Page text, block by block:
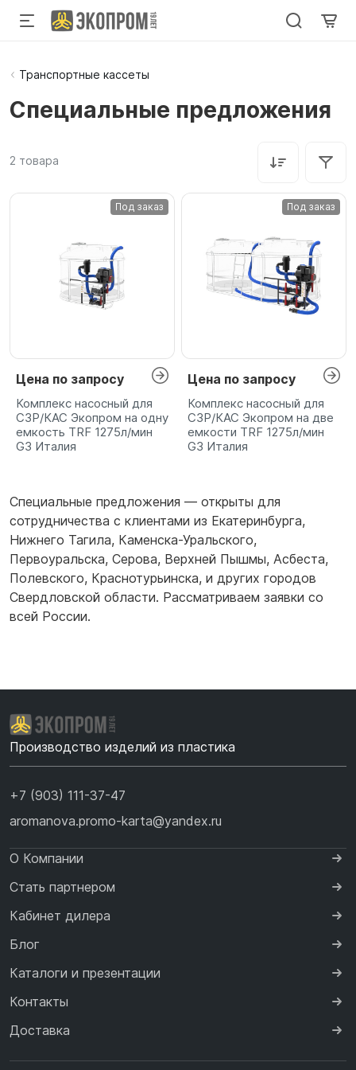
Транспортные кассеты
Специальные предложения
2 товара
Под заказ
Цена по запросу
Комплекс насосный для
СЗР/КАС Экопром на одну
емкость TRF 1275л/мин
G3 Италия
Под заказ
Цена по запросу
Комплекс насосный для
СЗР/КАС Экопром на две
емкости TRF 1275л/мин
G3 Италия
Специальные предложения — открыты для
сотрудничества с клиентами из Екатеринбурга,
Нижнего Тагила, Каменска-Уральского,
Первоуральска, Серова, Верхней Пышмы, Асбеста,
Полевского, Краснотурьинска, и других городов
Свердловской области. Рассматриваем заявки со
всей России.
Производство изделий из пластика
+7 (903) 111-37-47
aromanova.promo-karta@yandex.ru
О Компании
Стать партнером
Кабинет дилера
Блог
Каталоги и презентации
Контакты
Доставка